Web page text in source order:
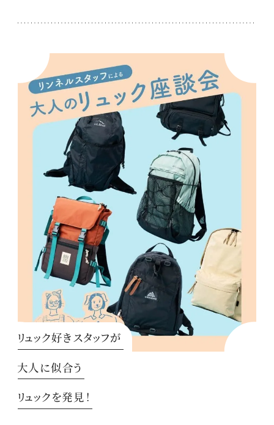
リュック好きスタッフが
大人に似合う
リュックを発見！